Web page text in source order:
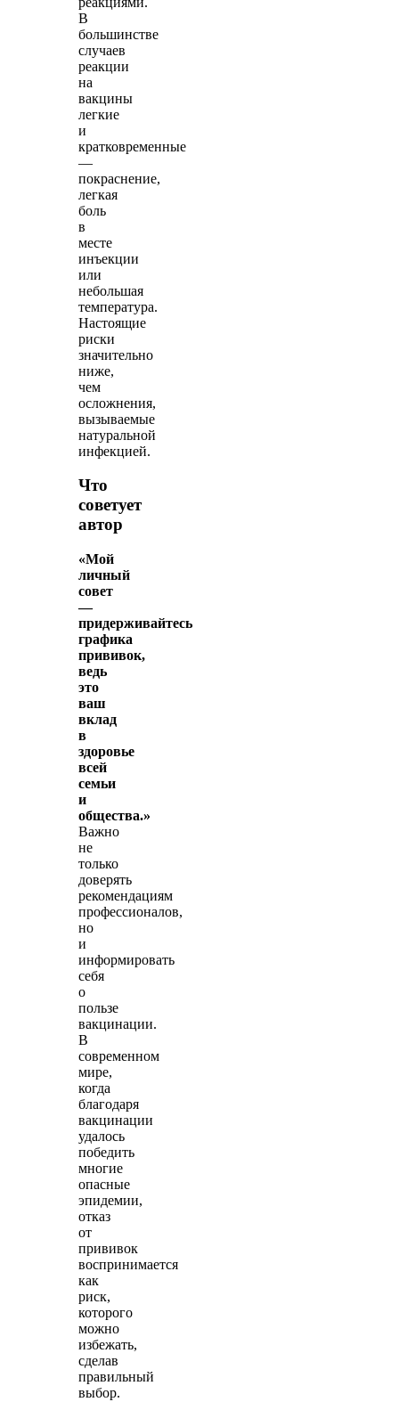
В
большинстве
случаев
реакции
на
вакцины
легкие
и
кратковременные
—
покраснение,
легкая
боль
в
месте
инъекции
или
небольшая
температура.
Настоящие
риски
значительно
ниже,
чем
осложнения,
вызываемые
натуральной
инфекцией.
Что
советует
автор
«Мой
личный
совет
—
придерживайтесь
графика
прививок,
ведь
это
ваш
вклад
в
здоровье
всей
семьи
и
общества.»
Важно
не
только
доверять
рекомендациям
профессионалов,
но
и
информировать
себя
о
пользе
вакцинации.
В
современном
мире,
когда
благодаря
вакцинации
удалось
победить
многие
опасные
эпидемии,
отказ
от
прививок
воспринимается
как
риск,
которого
можно
избежать,
сделав
правильный
выбор.